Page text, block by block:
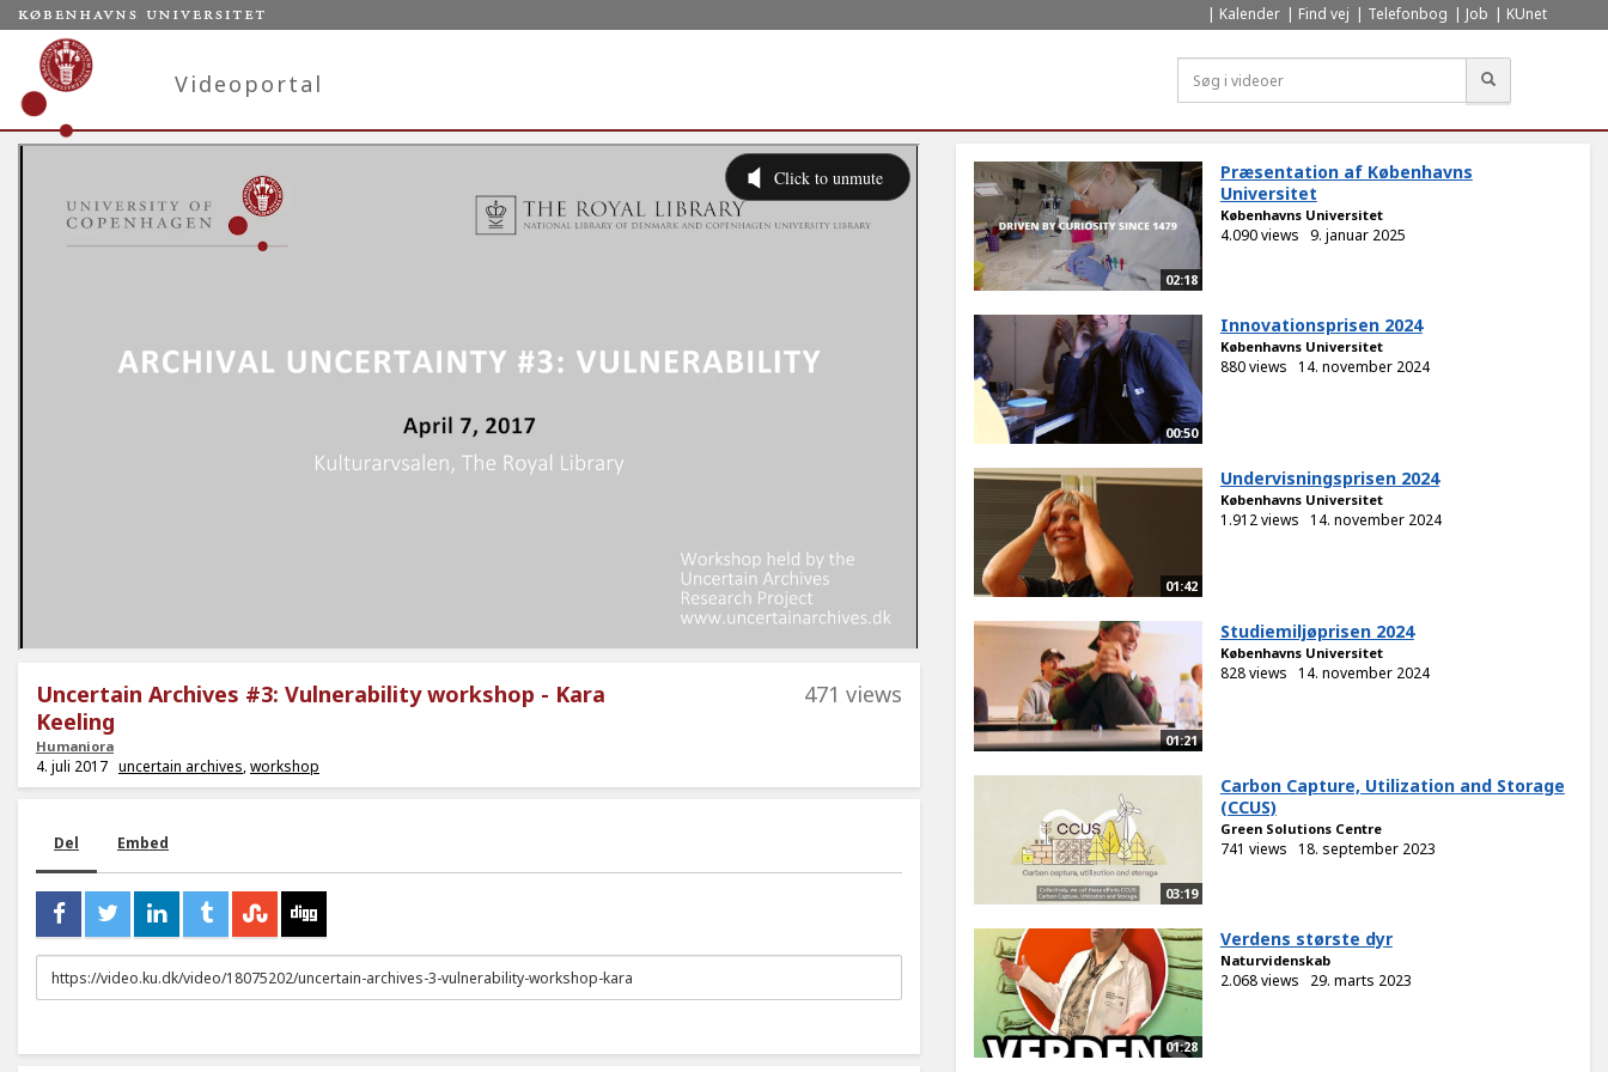
Kalender Find vej Telefonbog Job KUnet
Videoportal
Uncertain Archives #3: Vulnerability workshop - Kara
Keeling
Humaniora
471 views
4. juli 2017 uncertain archives,workshop
Del Embed
URL
to
02:18
Præsentation af Københavns
Universitet
Københavns Universitet
4.090 views 9. januar 2025
00:50
Innovationsprisen 2024
Københavns Universitet
880 views 14. november 2024
01:42
Undervisningsprisen 2024
Københavns Universitet
1.912 views 14. november 2024
01:21
Studiemiljøprisen 2024
Københavns Universitet
828 views 14. november 2024
03:19
Carbon Capture, Utilization and Storage
(CCUS)
Green Solutions Centre
741 views 18. september 2023
01:28
Verdens største dyr
Naturvidenskab
2.068 views 29. marts 2023